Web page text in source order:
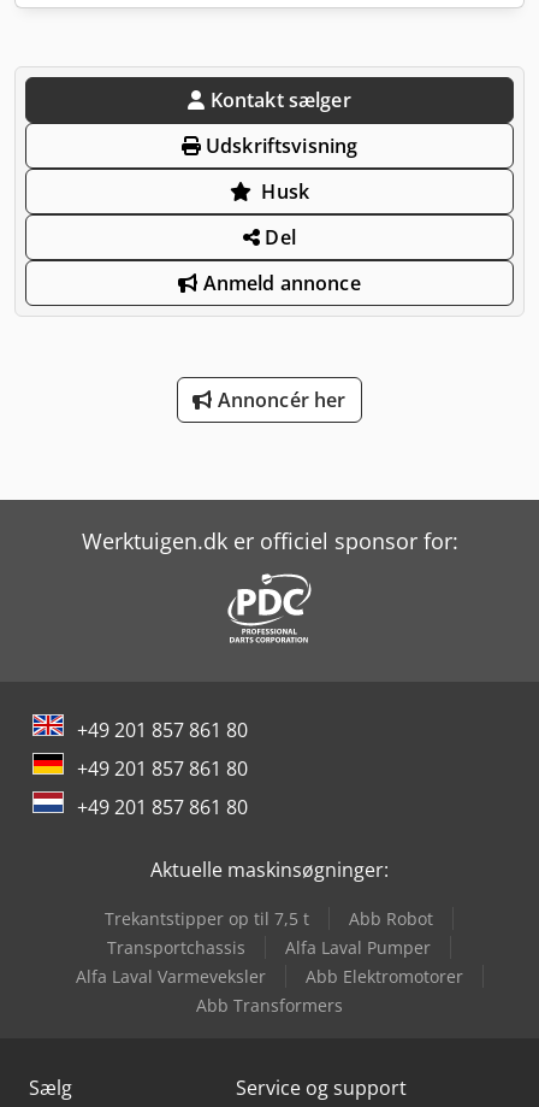
Kontakt sælger
Udskriftsvisning
Husk
Del
Anmeld annonce
Annoncér her
Werktuigen.dk er officiel sponsor for:
+49 201 857 861 80
+49 201 857 861 80
+49 201 857 861 80
Aktuelle maskinsøgninger:
Trekantstipper op til 7,5 t
Abb Robot
Transportchassis
Alfa Laval Pumper
Alfa Laval Varmeveksler
Abb Elektromotorer
Abb Transformers
Sælg Service og support